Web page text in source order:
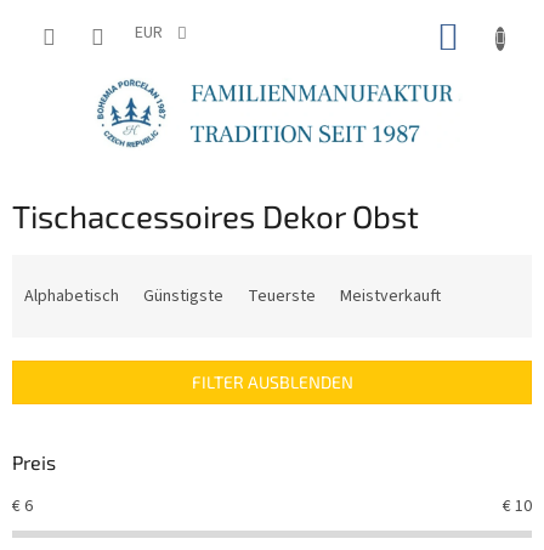
EUR
Tischaccessoires Dekor Obst
k
s
r
t
Alphabetisch Günstigste Teuerste Meistverkauft
FILTER AUSBLENDEN
Preis
€6 €10